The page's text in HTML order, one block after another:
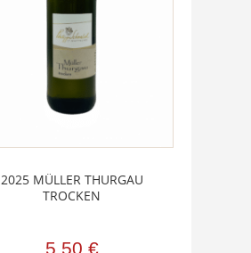
2025 MÜLLER THURGAU
TROCKEN
5,50 €